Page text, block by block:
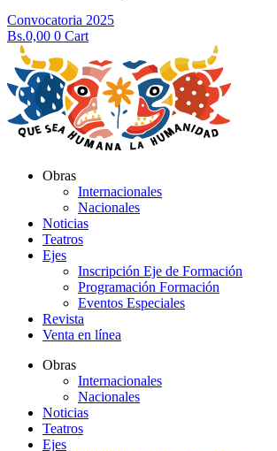
Convocatoria 2025
Bs.0,00 0 Cart
Obras
Internacionales
Nacionales
Noticias
Teatros
Ejes
Inscripción Eje de Formación
Programación Formación
Eventos Especiales
Revista
Venta en línea
Obras
Internacionales
Nacionales
Noticias
Teatros
Ejes